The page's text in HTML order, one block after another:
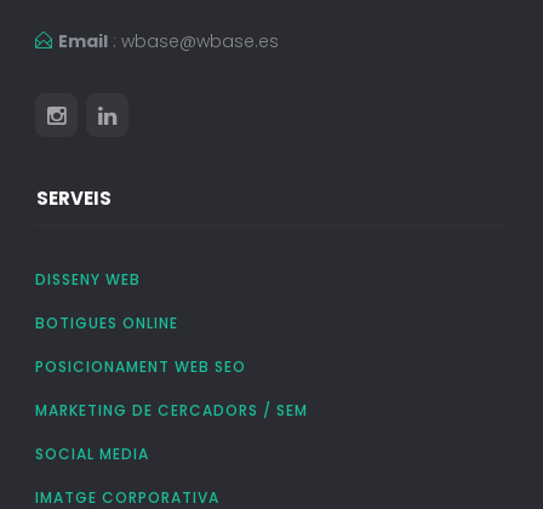
Email: wbase@wbase.es
SERVEIS
DISSENY WEB
BOTIGUES ONLINE
POSICIONAMENT WEB SEO
MARKETING DE CERCADORS / SEM
SOCIAL MEDIA
IMATGE CORPORATIVA